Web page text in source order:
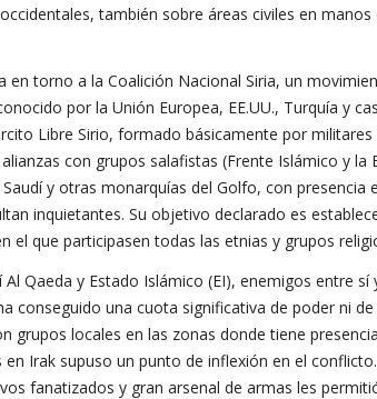
también sobre áreas civiles en
en torno a la Coalición Nacional Siria, un
por la Unión Europea, EE.UU., Turquía y
Libre Sirio, formado básicamente por
con grupos salafistas (Frente Islámico y la
y otras monarquías del Golfo, con presencia
inquietantes. Su objetivo declarado es
el que participasen todas las etnias y grupos
Al Qaeda y Estado Islámico (EI), enemigos entre
conseguido una cuota significativa de poder ni
grupos locales en las zonas donde tiene
Irak supuso un punto de inflexión en el
fanatizados y gran arsenal de armas les